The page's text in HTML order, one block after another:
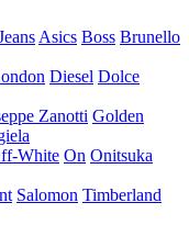
Asics Boss Brunello
Diesel Dolce
Zanotti Golden
White On Onitsuka
Salomon Timberland